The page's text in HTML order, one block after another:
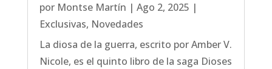
por Montse Martín | Ago 2, 2025 |
Exclusivas, Novedades
La diosa de la guerra, escrito por Amber V.
Nicole, es el quinto libro de la saga Dioses